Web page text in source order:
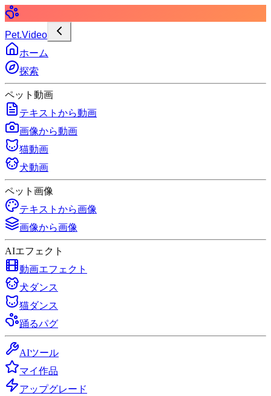
Pet.Video
ホーム
探索
ペット動画
テキストから動画
画像から動画
猫動画
犬動画
ペット画像
テキストから画像
画像から画像
AIエフェクト
動画エフェクト
犬ダンス
猫ダンス
踊るパグ
AIツール
マイ作品
アップグレード